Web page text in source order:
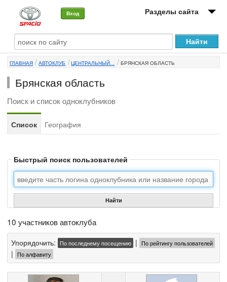
Вход Разделы сайта
О машине
Автоклуб
Форумы
Сервисы и услуги
ГЛАВНАЯ АВТОКЛУБ ЦЕНТРАЛЬНЫЙ... БРЯНСКАЯ ОБЛАСТЬ
Брянская область
Поиск и список одноклубников
Список География
Быстрый поиск пользователей
Найти
10 участников автоклуба
Упорядочить: По последнему посещению | По рейтингу пользователей
| По алфавиту